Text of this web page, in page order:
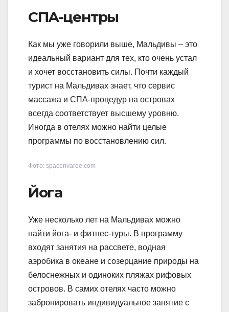
СПА-центры
Как мы уже говорили выше, Мальдивы – это
идеальный вариант для тех, кто очень устал
и хочет восстановить силы. Почти каждый
турист на Мальдивах знает, что сервис
массажа и СПА-процедур на островах
всегда соответствует высшему уровню.
Иногда в отелях можно найти целые
программы по восстановлению сил.
Фото: spacenvaree.com
Йога
Уже несколько лет на Мальдивах можно
найти йога- и фитнес-туры. В программу
входят занятия на рассвете, водная
аэробика в океане и созерцание природы на
белоснежных и одиноких пляжах рифовых
островов. В самих отелях часто можно
забронировать индивидуальное занятие с